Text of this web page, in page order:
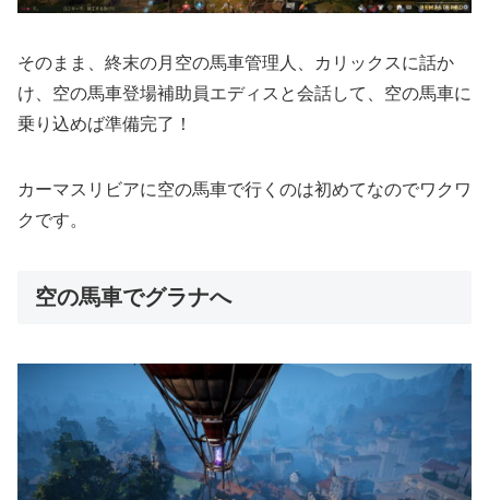
そのまま、終末の月空の馬車管理人、カリックスに話か
け、空の馬車登場補助員エディスと会話して、空の馬車に
乗り込めば準備完了！
カーマスリビアに空の馬車で行くのは初めてなのでワクワ
クです。
空の馬車でグラナへ